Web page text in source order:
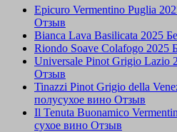
Epicuro Vermentino Puglia
Отзыв
Bianca Lava Basilicata 2025
Riondo Soave Colafogo 2025
Universale Pinot Grigio Lazio
Отзыв
Tinazzi Pinot Grigio della
полусухое вино Отзыв
Il Tenuta Buonamico
сухое вино Отзыв